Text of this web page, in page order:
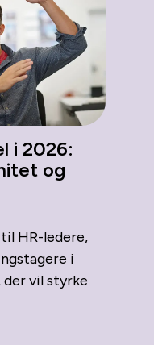
i 2026:
og
HR-ledere,
i
vil styrke